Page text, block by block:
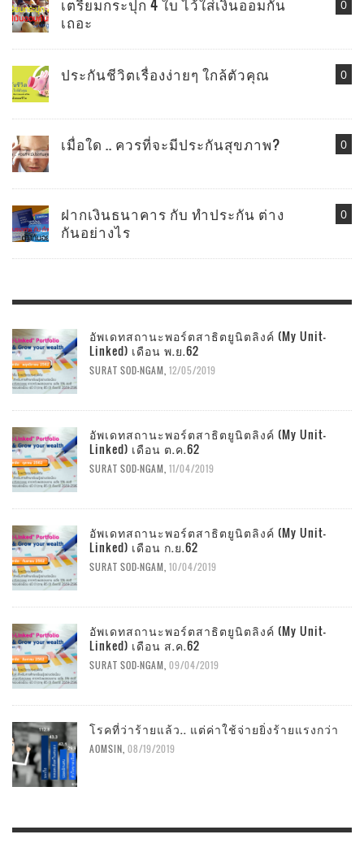
0
เตรียมกระปุก 4 ใบ ไว้ใส่เงินออมกัน
เถอะ
0
ประกันชีวิตเรื่องง่ายๆ ใกล้ตัวคุณ
0
เมื่อใด .. ควรที่จะมีประกันสุขภาพ?
0
ฝากเงินธนาคาร กับ ทำประกัน ต่าง
กันอย่างไร
อัพเดทสถานะพอร์ตสาธิตยูนิตลิงค์ (My Unit-
Linked) เดือน พ.ย.62
SURAT SOD-NGAM 12/05/2019
อัพเดทสถานะพอร์ตสาธิตยูนิตลิงค์ (My Unit-
Linked) เดือน ต.ค.62
SURAT SOD-NGAM 11/04/2019
อัพเดทสถานะพอร์ตสาธิตยูนิตลิงค์ (My Unit-
Linked) เดือน ก.ย.62
SURAT SOD-NGAM 10/04/2019
อัพเดทสถานะพอร์ตสาธิตยูนิตลิงค์ (My Unit-
Linked) เดือน ส.ค.62
SURAT SOD-NGAM 09/04/2019
โรคที่ว่าร้ายแล้ว.. แต่ค่าใช้จ่ายยิ่งร้ายแรงกว่า
AOMSIN 08/19/2019